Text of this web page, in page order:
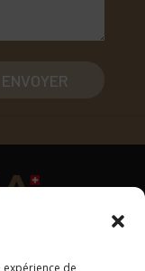
de
ENVOYER